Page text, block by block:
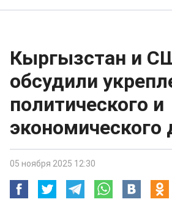
Кыргызстан и
обсудили
политического и
экономического
05 ноября 2025 12:30